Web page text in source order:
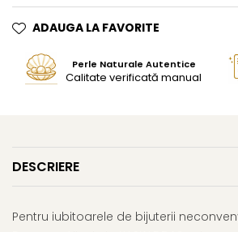
ADAUGA LA FAVORITE
Perle Naturale Autentice
Calitate verificată manual
DESCRIERE
Pentru iubitoarele de bijuterii